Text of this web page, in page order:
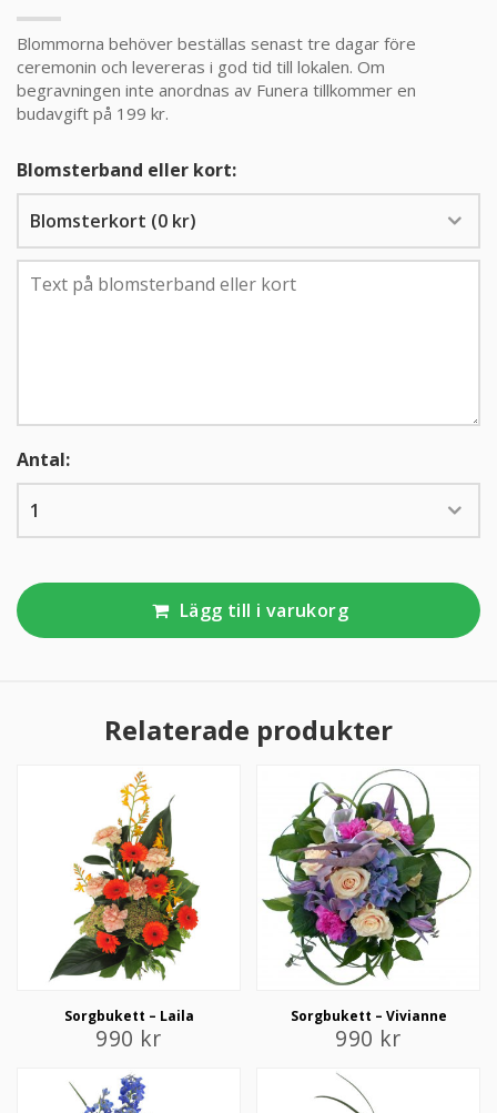
OM FUNERA
KONTAKTA OSS
KUNDTJÄNST
Blommorna behöver beställas senast tre dagar före
ceremonin och levereras i god tid till lokalen. Om
begravningen inte anordnas av Funera tillkommer en
budavgift på 199 kr.
Blomsterband eller kort:
Antal:
Lägg till i varukorg
Relaterade produkter
Sorgbukett – Laila
990 kr
Sorgbukett – Vivianne
990 kr